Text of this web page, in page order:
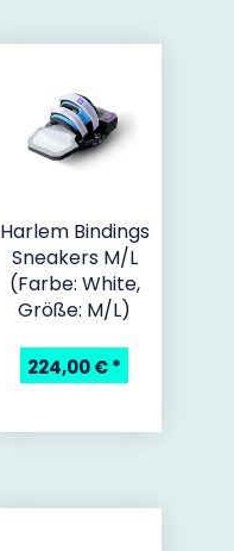
Harlem Bindings
Sneakers M/L
(Farbe: White,
Größe: M/L)
224,00 €*